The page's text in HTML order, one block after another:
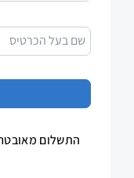
שם בעל הכרטיס
התשלום